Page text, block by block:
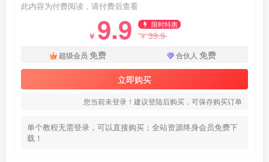
此内容为付费阅读，请付费后查看
￥ 9.9 限时特惠
￥39.9
超级会员 免费 合伙人 免费
立即购买
您当前未登录！建议登陆后购买，可保存购买订单
单个教程无需登录，可以直接购买；全站资源终身会员免费下
载！